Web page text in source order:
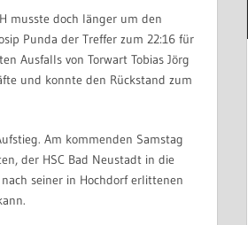
musste doch länger um den
Punda der Treffer zum 22:16 für
Ausfalls von Torwart Tobias Jörg
und konnte den Rückstand zum
Am kommenden Samstag
der HSC Bad Neustadt in die
seiner in Hochdorf erlittenen